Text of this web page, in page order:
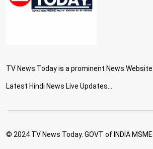
TV News Today is a prominent News
Latest Hindi News Live Updates...
© 2024 TV News Today. GOVT of INDIA MSME